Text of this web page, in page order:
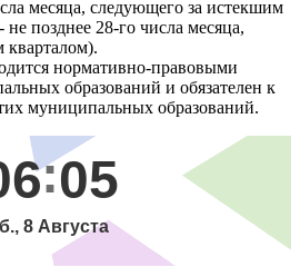
месяца, следующего за истекшим
позднее 28-го числа месяца,
кварталом).
нормативно-правовыми
образований и обязателен к
муниципальных образований.
05
8 Августа